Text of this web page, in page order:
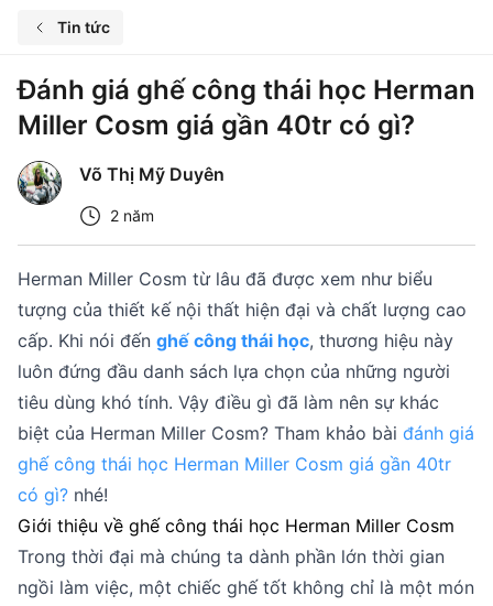
Tin tức
Đánh giá ghế công thái học Herman
Miller Cosm giá gần 40tr có gì?
Võ Thị Mỹ Duyên
2 năm
Herman Miller Cosm từ lâu đã được xem như biểu
tượng của thiết kế nội thất hiện đại và chất lượng cao
cấp. Khi nói đến ghế công thái học, thương hiệu này
luôn đứng đầu danh sách lựa chọn của những người
tiêu dùng khó tính. Vậy điều gì đã làm nên sự khác
biệt của Herman Miller Cosm? Tham khảo bài đánh giá
ghế công thái học Herman Miller Cosm giá gần 40tr
có gì? nhé!
Giới thiệu về ghế công thái học Herman Miller Cosm
Trong thời đại mà chúng ta dành phần lớn thời gian
ngồi làm việc, một chiếc ghế tốt không chỉ là một món